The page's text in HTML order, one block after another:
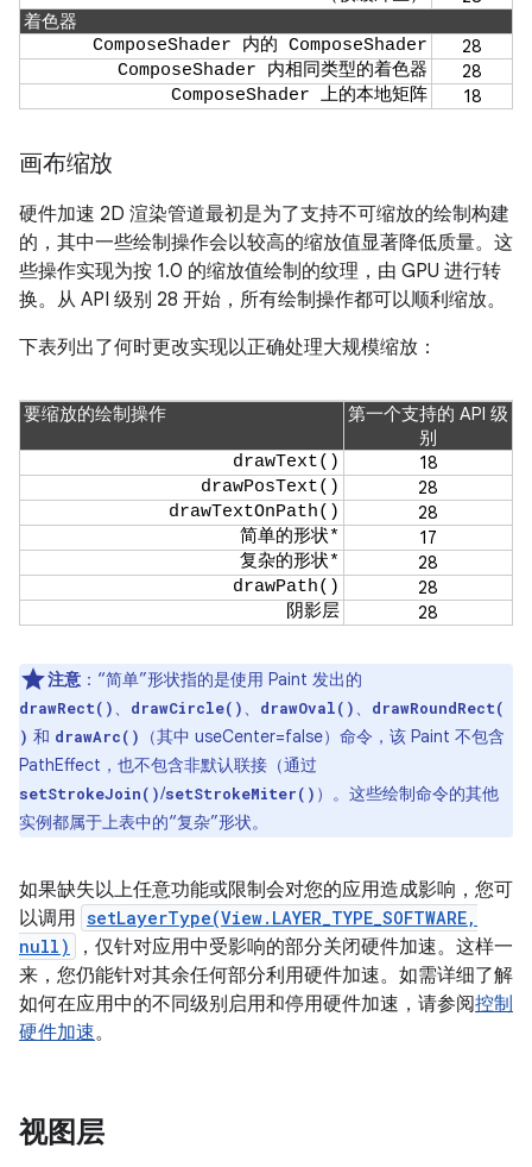
着色器
ComposeShader 内的 ComposeShader 28
ComposeShader 内相同类型的着色器 28
ComposeShader 上的本地矩阵 18
画布缩放
硬件加速 2D 渲染管道最初是为了支持不可缩放的绘制构建
的，其中一些绘制操作会以较高的缩放值显著降低质量。这
些操作实现为按 1.0 的缩放值绘制的纹理，由 GPU 进行转
换。从 API 级别 28 开始，所有绘制操作都可以顺利缩放。
下表列出了何时更改实现以正确处理大规模缩放：
要缩放的绘制操作
第一个支持的 API 级
别
drawText() 18
drawPosText() 28
drawTextOnPath() 28
简单的形状* 17
复杂的形状* 28
drawPath() 28
阴影层 28
注意 ：“简单”形状指的是使用 Paint 发出的
drawRect()、 drawCircle()、 drawOval()、
drawRoundRect(
) 和 drawArc()
（其中 useCenter=false）命令，该 Paint 不包含
PathEffect，也不包含非默认联接（通过
setStrokeJoin()/setStrokeMiter() ）。这些绘制命令的其他
实例都属于上表中的“复杂”形状。
如果缺失以上任意功能或限制会对您的应用造成影响，您可
以调用 setLayerType(View.LAYER_TYPE_SOFTWARE,
null)
，仅针对应用中受影响的部分关闭硬件加速。这样一
来，您仍能针对其余任何部分利用硬件加速。如需详细了解
如何在应用中的不同级别启用和停用硬件加速，请参阅控制
硬件加速。
视图层